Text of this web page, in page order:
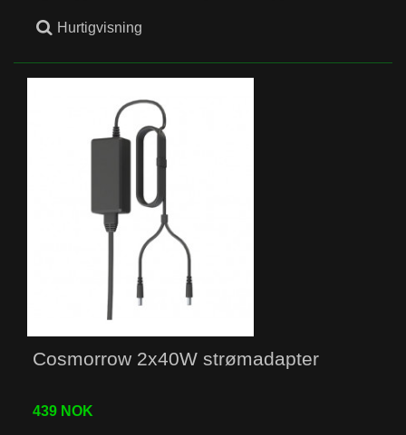
Hurtigvisning
Cosmorrow 2x40W strømadapter
439 NOK